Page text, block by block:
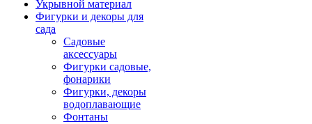
Укрывной материал
Фигурки и декоры для
сада
Садовые
аксессуары
Фигурки садовые,
фонарики
Фигурки, декоры
водоплавающие
Фонтаны